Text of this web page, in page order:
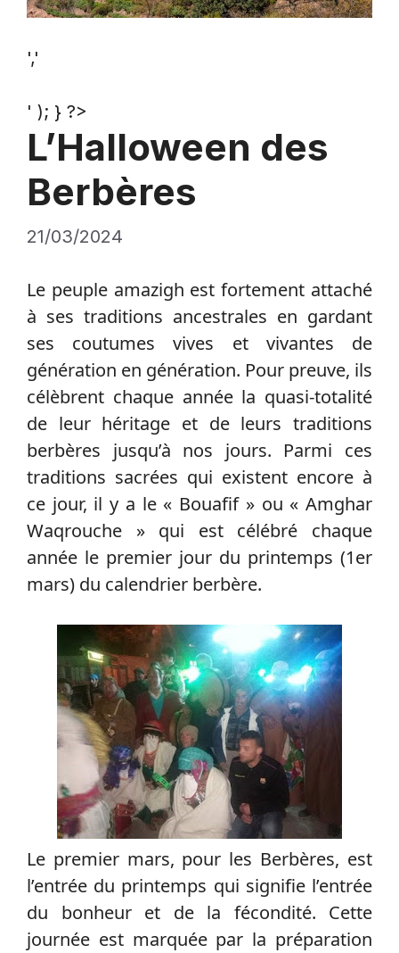
','
' ); } ?>
L’Halloween des
Berbères
21/03/2024
Le peuple amazigh est fortement attaché
à ses traditions ancestrales en gardant
ses coutumes vives et vivantes de
génération en génération. Pour preuve, ils
célèbrent chaque année la quasi-totalité
de leur héritage et de leurs traditions
berbères jusqu’à nos jours. Parmi ces
traditions sacrées qui existent encore à
ce jour, il y a le « Bouafif » ou « Amghar
Waqrouche » qui est célébré chaque
année le premier jour du printemps (1er
mars) du calendrier berbère.
Le premier mars, pour les Berbères, est
l’entrée du printemps qui signifie l’entrée
du bonheur et de la fécondité. Cette
journée est marquée par la préparation